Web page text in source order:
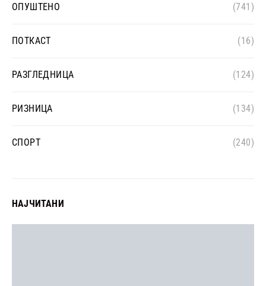
ОПУШТЕНО (741)
ПОТКАСТ (16)
РАЗГЛЕДНИЦА (124)
РИЗНИЦА (134)
СПОРТ (240)
НАЈЧИТАНИ